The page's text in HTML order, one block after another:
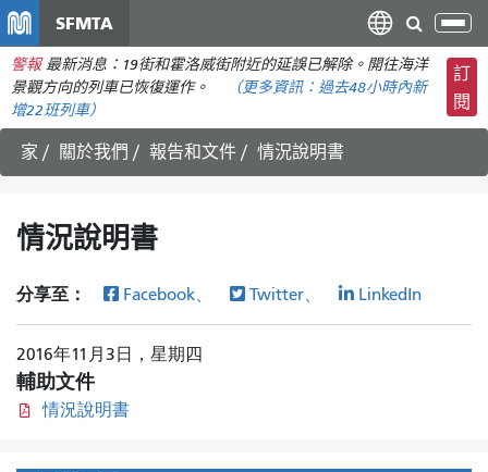
主
要
容
SFMTA
切
換
導
航
警報 最新消息：19街和霍洛威街附近的延誤已解除。開往海洋
景觀方向的列車已恢復運作。
（更多資訊： 過去48小時內新
增22班列車）
訂
閱
家 關於我們 報告和文件 情況說明書
情況說明書
分享至： Facebook、 Twitter、 LinkedIn
2016年11月3日，星期四
輔助文件
情況說明書